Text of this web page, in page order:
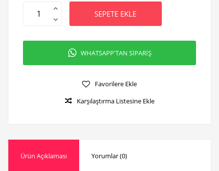
SEPETE EKLE
WHATSAPP'TAN SİPARİŞ
Favorilere Ekle
Karşılaştırma Listesine Ekle
Ürün Açıklaması Yorumlar (0)